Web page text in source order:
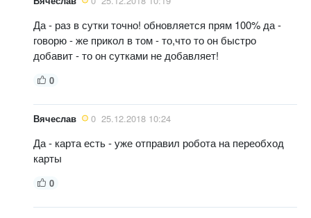
Да - раз в сутки точно! обновляется прям 100% да -
говорю - же прикол в том - то,что то он быстро
добавит - то он сутками не добавляет!
0
Вячеслав 0 25.12.2018 10:24
Да - карта есть - уже отправил робота на переобход
карты
0